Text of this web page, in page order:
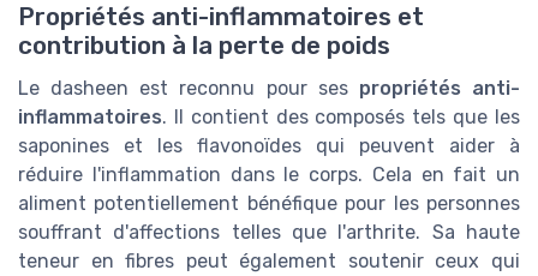
Propriétés anti-inflammatoires et
contribution à la perte de poids
Le dasheen est reconnu pour ses propriétés anti-
inflammatoires. Il contient des composés tels que les
saponines et les flavonoïdes qui peuvent aider à
réduire l'inflammation dans le corps. Cela en fait un
aliment potentiellement bénéfique pour les personnes
souffrant d'affections telles que l'arthrite. Sa haute
teneur en fibres peut également soutenir ceux qui